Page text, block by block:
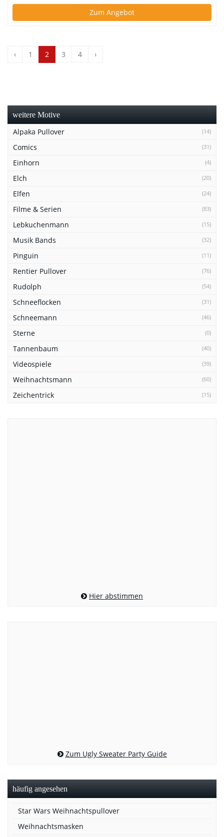
Zum Angebot
‹ 1 2 3 4 ›
weitere Motive
Alpaka Pullover (14)
Comics (31)
Einhorn (4)
Elch (20)
Elfen (24)
Filme & Serien (83)
Lebkuchenmann (15)
Musik Bands (32)
Pinguin (11)
Rentier Pullover (76)
Rudolph (54)
Schneeflocken (31)
Schneemann (46)
Sterne (0)
Tannenbaum (40)
Videospiele (39)
Weihnachtsmann (60)
Zeichentrick (15)
Hier abstimmen
Zum Ugly Sweater Party Guide
häufig angesehen
Star Wars Weihnachtspullover
Weihnachtsmasken